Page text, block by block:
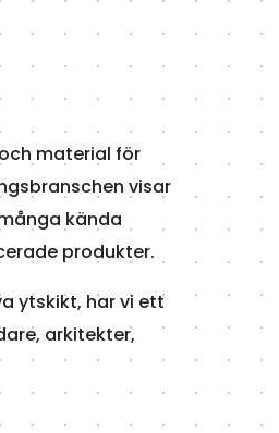
material för
visar
kända
produkter.
ytskikt, har vi ett
arkitekter,